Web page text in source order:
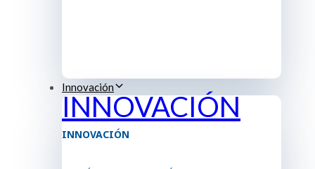
Innovación
INNOVACIÓN
INNOVACIÓN